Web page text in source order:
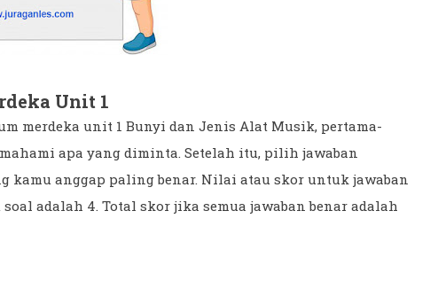
Unit 1
merdeka unit 1 Bunyi dan Jenis Alat Musik, pertama-
apa yang diminta. Setelah itu, pilih jawaban
kamu anggap paling benar. Nilai atau skor untuk jawaban
adalah 4. Total skor jika semua jawaban benar adalah